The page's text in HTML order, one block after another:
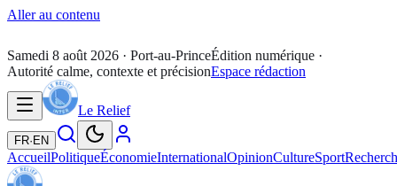
Aller au contenu
Samedi 8 août 2026 · Port-au-PrinceÉdition numérique ·
Autorité calme, contexte et précisionEspace rédaction
Le Relief
FR· EN
AccueilPolitiqueÉconomieInternationalOpinionCultureSport